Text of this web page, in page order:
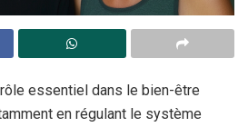
essentiel dans le bien-être
en régulant le système